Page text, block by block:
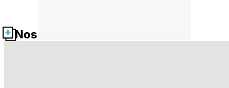
Nos fiches santé